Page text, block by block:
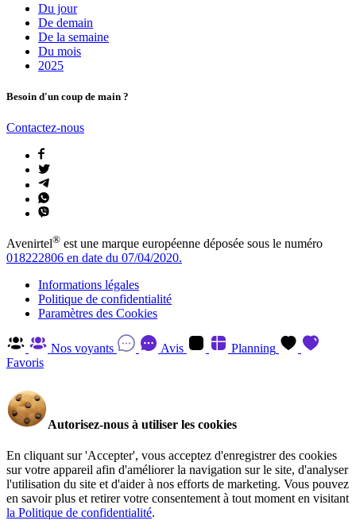
Du jour
De demain
De la semaine
Du mois
2025
Besoin d'un coup de main ?
Contactez-nous
Avenirtel® est une marque européenne déposée sous le numéro
018222806 en date du 07/04/2020.
Informations légales
Politique de confidentialité
Paramètres des Cookies
Nos voyants Avis
Planning
Favoris
Autorisez-nous à utiliser les cookies
En cliquant sur 'Accepter', vous acceptez d'enregistrer des cookies
sur votre appareil afin d'améliorer la navigation sur le site, d'analyser
l'utilisation du site et d'aider à nos efforts de marketing. Vous pouvez
en savoir plus et retirer votre consentement à tout moment en visitant
la Politique de confidentialité.